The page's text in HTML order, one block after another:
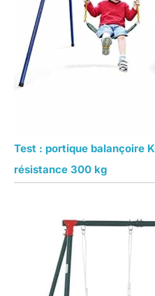
Test : portique balançoire
résistance 300 kg